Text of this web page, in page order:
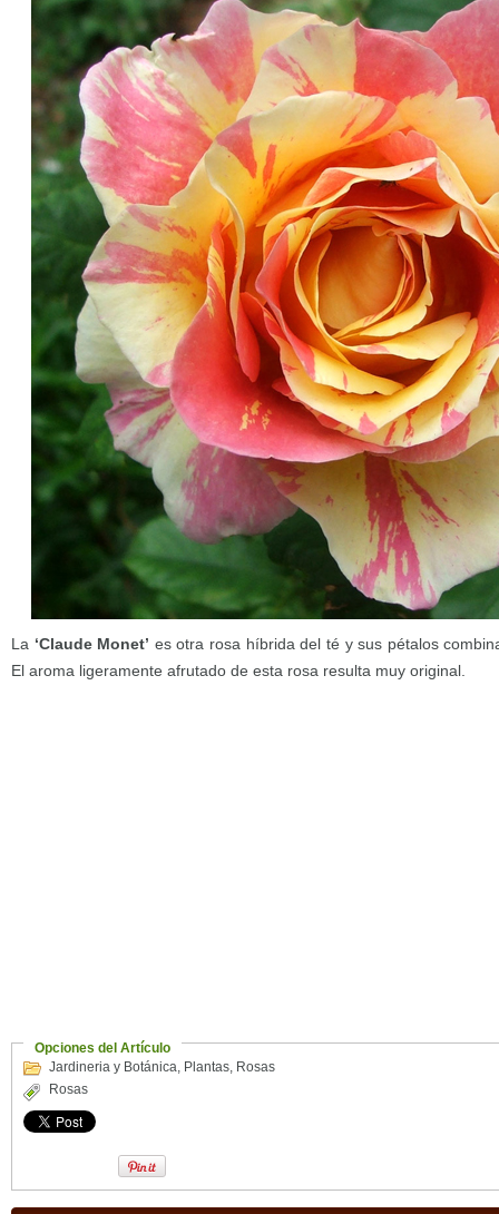
La ‘Claude Monet’ es otra rosa híbrida del té y sus pétalos
El aroma ligeramente afrutado de esta rosa resulta muy original.
Opciones del Artículo
Jardineria y Botánica, Plantas, Rosas
Rosas